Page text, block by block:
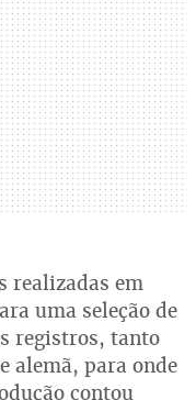
realizadas em
uma seleção de
registros, tanto
alemã, para onde
contou